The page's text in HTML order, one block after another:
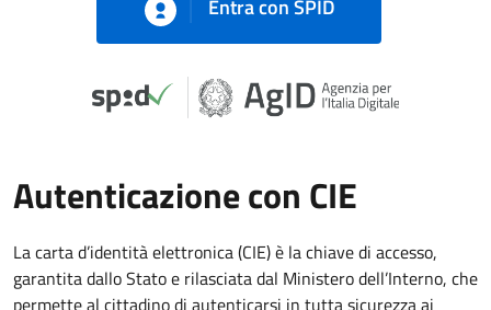
Entra con SPID
Autenticazione con CIE
La carta d’identità elettronica (CIE) è la chiave di accesso,
garantita dallo Stato e rilasciata dal Ministero dell’Interno, che
permette al cittadino di autenticarsi in tutta sicurezza ai